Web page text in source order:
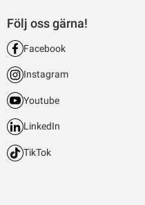
Följ oss gärna!
Facebook
Instagram
Youtube
LinkedIn
TikTok